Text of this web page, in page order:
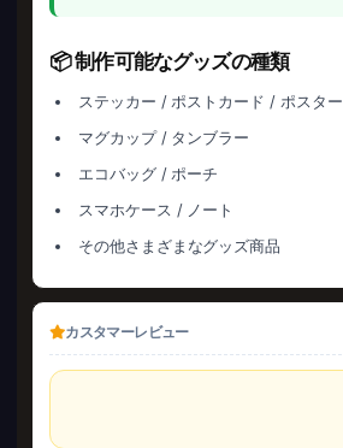
📦 制作可能なグッズの種類
ステッカー / ポストカード / ポスター
マグカップ / タンブラー
エコバッグ / ポーチ
スマホケース / ノート
その他さまざまなグッズ商品
カスタマーレビュー